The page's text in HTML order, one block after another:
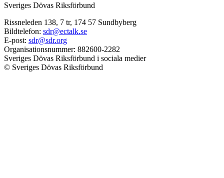
Sveriges Dövas Riksförbund
Rissneleden 138, 7 tr, 174 57 Sundbyberg
Bildtelefon: sdr@ectalk.se
E-post: sdr@sdr.org
Organisationsnummer: 882600-2282
Sveriges Dövas Riksförbund i sociala medier
© Sveriges Dövas Riksförbund